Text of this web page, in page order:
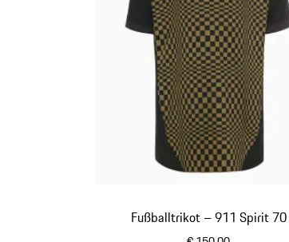
Fußballtrikot – 911 Spirit 70